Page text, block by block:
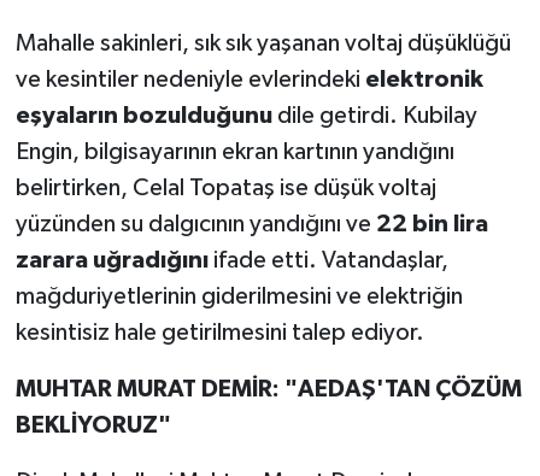
Mahalle sakinleri, sık sık yaşanan voltaj düşüklüğü
ve kesintiler nedeniyle evlerindeki elektronik
eşyaların bozulduğunudile getirdi. Kubilay
Engin, bilgisayarının ekran kartının yandığını
belirtirken, Celal Topataş ise düşük voltaj
yüzünden su dalgıcının yandığını ve 22 bin lira
zarara uğradığınıifade etti. Vatandaşlar,
mağduriyetlerinin giderilmesini ve elektriğin
kesintisiz hale getirilmesini talep ediyor.
MUHTAR MURAT DEMİR: "AEDAŞ'TAN ÇÖZÜM
BEKLİYORUZ"